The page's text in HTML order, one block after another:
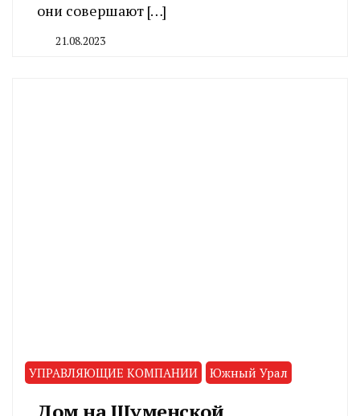
они совершают […]
21.08.2023
УПРАВЛЯЮЩИЕ КОМПАНИИ Южный Урал